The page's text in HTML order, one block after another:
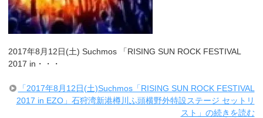
2017年8月12日(土) Suchmos 「RISING SUN ROCK FESTIVAL
2017 in・・・
「2017年8月12日(土)Suchmos「RISING SUN ROCK FESTIVAL
2017 in EZO」石狩湾新港樽川ふ頭横野外特設ステージ セットリ
スト」の続きを読む